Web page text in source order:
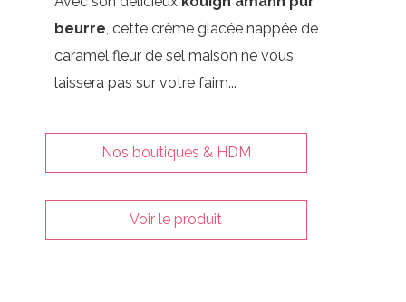
beurre, cette crème glacée nappée de
caramel fleur de sel maison ne vous
laissera pas sur votre faim...
Nos boutiques & HDM
Voir le produit